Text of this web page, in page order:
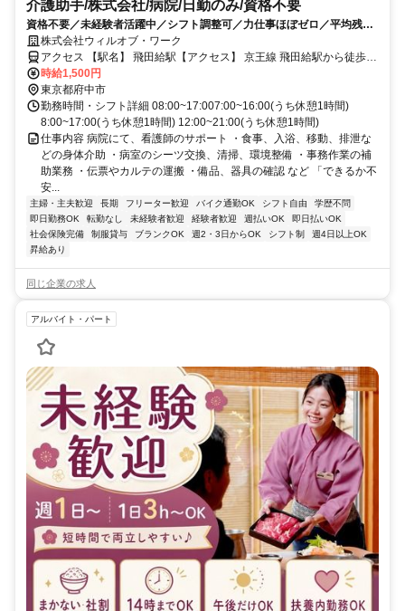
介護助手/株式会社/病院/日勤のみ/資格不要
資格不要／未経験者活躍中／シフト調整可／力仕事ほぼゼロ／平均残業
10時間以下／社会保険完備／週3日〜勤務ok／医療行為なし／日払い
可・週払い可/ms130501
株式会社ウィルオブ・ワーク
アクセス 【駅名】 飛田給駅【アクセス】 京王線 飛田給駅から徒歩で
12分
時給1,500円
東京都府中市
勤務時間・シフト詳細 08:00~17:007:00~16:00(うち休憩1時間)
8:00~17:00(うち休憩1時間) 12:00~21:00(うち休憩1時間)
仕事内容 病院にて、看護師のサポート ・食事、入浴、移動、排泄な
どの身体介助 ・病室のシーツ交換、清掃、環境整備 ・事務作業の補
助業務 ・伝票やカルテの運搬 ・備品、器具の確認 など 「できるか不
安...
主婦・主夫歓迎 長期 フリーター歓迎 バイク通勤OK シフト自由
学歴不問
即日勤務OK
転勤なし 未経験者歓迎 経験者歓迎 週払いOK
即日払いOK
社会保険完備
制服貸与 ブランクOK 週2・3日からOK シフト制
週4日以上OK
昇給あり
同じ企業の求人
アルバイト・パート